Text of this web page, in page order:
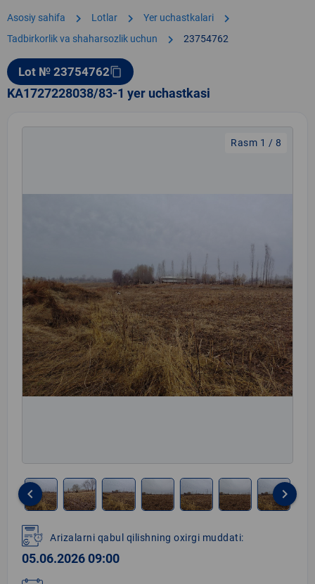
Asosiy sahifa chevron_right Lotlar chevron_right Yer uchastkalari chevron_right
Tadbirkorlik va shaharsozlik uchun chevron_right 23754762
Lot № 23754762content_copy
KA1727228038/83-1 yer uchastkasi
Rasm 1 / 8
1
of
8
keyboard_arrow_left keyboard_arrow_right
Arizalarni qabul qilishning oxirgi muddati:
05.06.2026 09:00